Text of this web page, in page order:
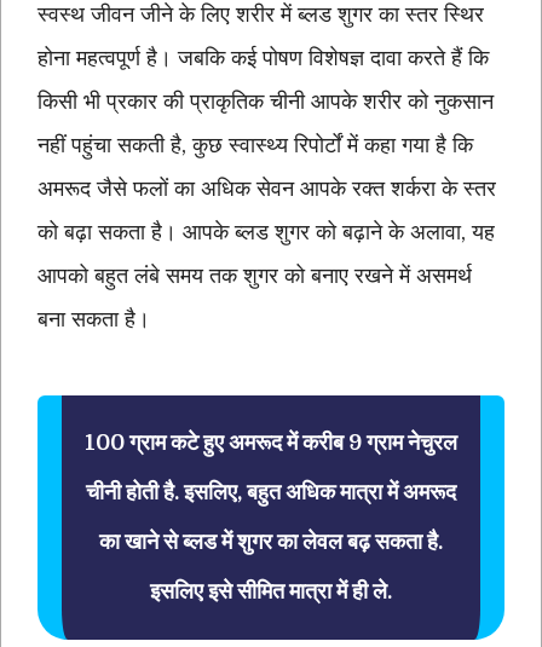
स्वस्थ जीवन जीने के लिए शरीर में ब्लड शुगर का स्तर स्थिर
होना महत्वपूर्ण है। जबकि कई पोषण विशेषज्ञ दावा करते हैं कि
किसी भी प्रकार की प्राकृतिक चीनी आपके शरीर को नुकसान
नहीं पहुंचा सकती है, कुछ स्वास्थ्य रिपोर्टों में कहा गया है कि
अमरूद जैसे फलों का अधिक सेवन आपके रक्त शर्करा के स्तर
को बढ़ा सकता है। आपके ब्लड शुगर को बढ़ाने के अलावा, यह
आपको बहुत लंबे समय तक शुगर को बनाए रखने में असमर्थ
बना सकता है।
100 ग्राम कटे हुए अमरूद में करीब 9 ग्राम नेचुरल
चीनी होती है. इसलिए, बहुत अधिक मात्रा में अमरूद
का खाने से ब्लड में शुगर का लेवल बढ़ सकता है.
इसलिए इसे सीमित मात्रा में ही ले.